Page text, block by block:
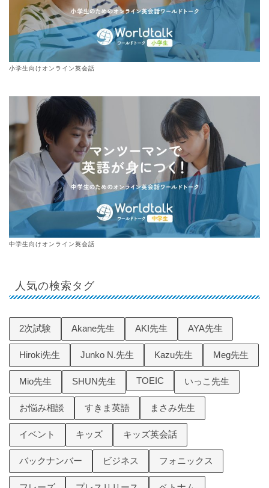
小学生向けオンライン英会話
中学生向けオンライン英会話
人気の検索タグ
2次試験 Akane先生 AKI先生 AYA先生
Hiroki先生 Junko N.先生 Kazu先生 Meg先生
Mio先生 SHUN先生 TOEIC いっこ先生
お悩み相談 すきま英語 まさみ先生
イベント キッズ キッズ英会話
バックナンバー ビジネス フォニックス